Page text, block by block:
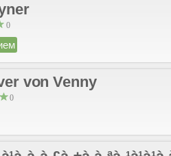
0
von Venny
0